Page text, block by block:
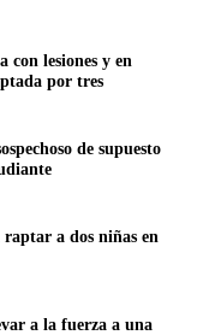
con lesiones y en
por tres
de supuesto
a dos niñas en
a la fuerza a una